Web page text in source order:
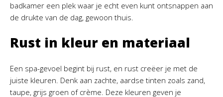
badkamer een plek waar je echt even kunt ontsnappen aan
de drukte van de dag, gewoon thuis.
Rust in kleur en materiaal
Een spa-gevoel begint bij rust, en rust creëer je met de
juiste kleuren. Denk aan zachte, aardse tinten zoals zand,
taupe, grijs groen of crème. Deze kleuren geven je